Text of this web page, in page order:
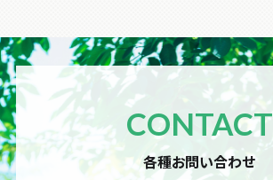
CONTACT
各種お問い合わせ